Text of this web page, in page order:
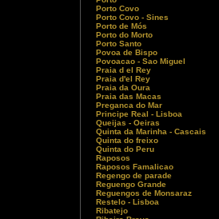
Porto Covo
Porto Covo - Sines
Porto de Mós
Porto do Morto
Porto Santo
Povoa de Bispo
Povoacao - Sao Miguel
Praia d el Rey
Praia d'el Rey
Praia da Oura
Praia das Macas
Preganca do Mar
Principe Real - Lisboa
Queijas - Oeiras
Quinta da Marinha - Cascais
Quinta do freixo
Quinta do Peru
Raposos
Raposos Famalicao
Regengo de parade
Reguengo Grande
Reguengos de Monsaraz
Restelo - Lisboa
Ribatejo